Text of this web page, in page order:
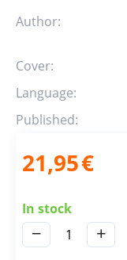
Author:
Cover:
Language:
Published:
21,95€
In stock
+
−